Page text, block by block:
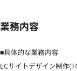
業務内容
■具体的な業務内容
ECサイトデザイン制作